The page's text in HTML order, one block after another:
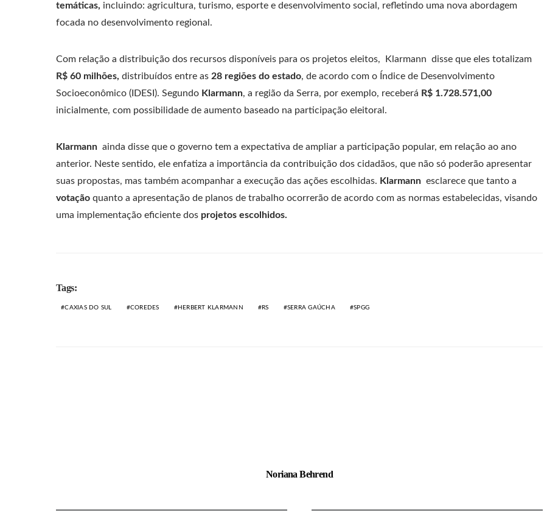
temáticas, incluindo: agricultura, turismo, esporte e desenvolvimento social, refletindo uma nova abordagem
focada no desenvolvimento regional.
Com relação a distribuição dos recursos disponíveis para os projetos eleitos, Klarmann disse que eles totalizam
R$ 60 milhões, distribuídos entre as 28 regiões do estado, de acordo com o Índice de Desenvolvimento
Socioeconômico (IDESI). Segundo Klarmann, a região da Serra, por exemplo, receberá R$ 1.728.571,00
inicialmente, com possibilidade de aumento baseado na participação eleitoral.
Klarmann ainda disse que o governo tem a expectativa de ampliar a participação popular, em relação ao ano
anterior. Neste sentido, ele enfatiza a importância da contribuição dos cidadãos, que não só poderão apresentar
suas propostas, mas também acompanhar a execução das ações escolhidas. Klarmann esclarece que tanto a
votação quanto a apresentação de planos de trabalho ocorrerão de acordo com as normas estabelecidas, visando
uma implementação eficiente dos projetos escolhidos.
Tags:
CAXIAS DO SUL COREDES HERBERT KLARMANN RS SERRA GAÚCHA SPGG
Noriana Behrend